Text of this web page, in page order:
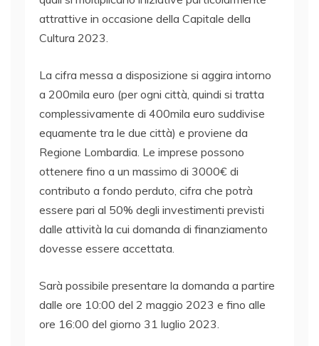
attrattive in occasione della Capitale della
Cultura 2023.
La cifra messa a disposizione si aggira intorno
a 200mila euro (per ogni città, quindi si tratta
complessivamente di 400mila euro suddivise
equamente tra le due città) e proviene da
Regione Lombardia. Le imprese possono
ottenere fino a un massimo di 3000€ di
contributo a fondo perduto, cifra che potrà
essere pari al 50% degli investimenti previsti
dalle attività la cui domanda di finanziamento
dovesse essere accettata.
Sarà possibile presentare la domanda a partire
dalle ore 10:00 del 2 maggio 2023 e fino alle
ore 16:00 del giorno 31 luglio 2023.